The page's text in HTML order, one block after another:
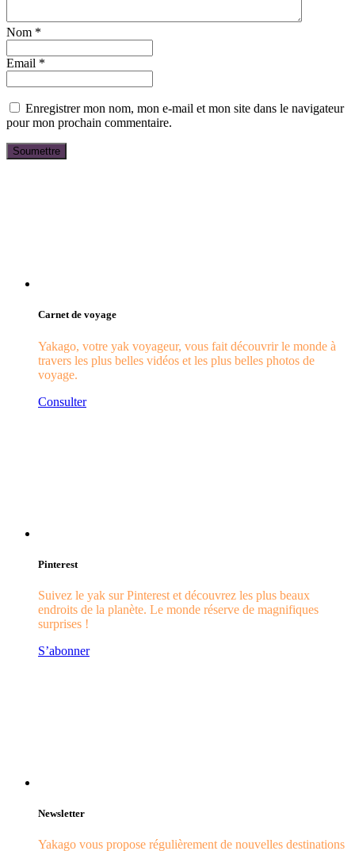
Nom *
Email *
Enregistrer mon nom, mon e-mail et mon site dans le navigateur
pour mon prochain commentaire.
Carnet de voyage
Yakago, votre yak voyageur, vous fait découvrir le monde à
travers les plus belles vidéos et les plus belles photos de
voyage.
Consulter
Pinterest
Suivez le yak sur Pinterest et découvrez les plus beaux
endroits de la planète. Le monde réserve de magnifiques
surprises !
S’abonner
Newsletter
Yakago vous propose régulièrement de nouvelles destinations